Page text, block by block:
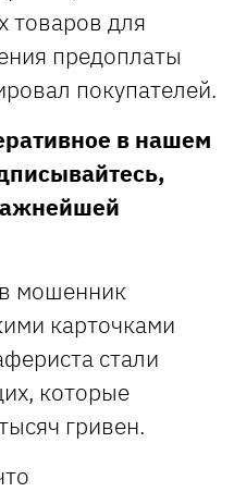
товаров для
предоплаты
покупателей.
в нашем
мошенник
карточками
стали
которые
гривен.